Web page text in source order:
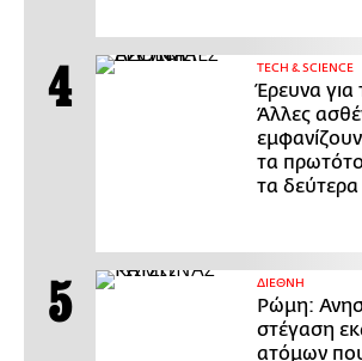
ΤECH & SCIENCE
Έρευνα για
Άλλες
τα
τα
ΔΙΕΘΝΗ
Ρώμη:
στέγαση
ατόμων